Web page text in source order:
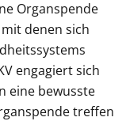
Organspende
denen sich
engagiert sich
eine bewusste
treffen